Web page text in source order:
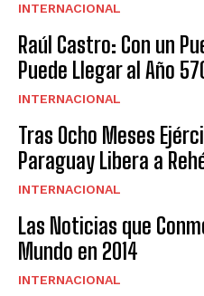
INTERNACIONAL
Raúl Castro: Con un
Puede Llegar al Año
INTERNACIONAL
Tras Ocho Meses
Paraguay Libera a
INTERNACIONAL
Las Noticias que
Mundo en 2014
INTERNACIONAL